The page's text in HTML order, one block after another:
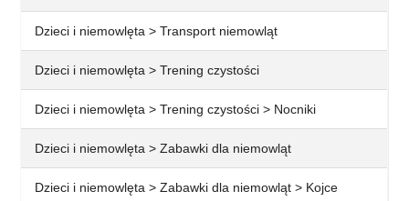
Dzieci i niemowlęta > Transport niemowląt
Dzieci i niemowlęta > Trening czystości
Dzieci i niemowlęta > Trening czystości > Nocniki
Dzieci i niemowlęta > Zabawki dla niemowląt
Dzieci i niemowlęta > Zabawki dla niemowląt > Kojce